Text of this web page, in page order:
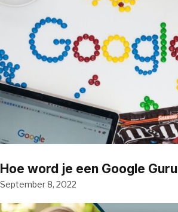
Hoe word je een Google Guru
September 8, 2022